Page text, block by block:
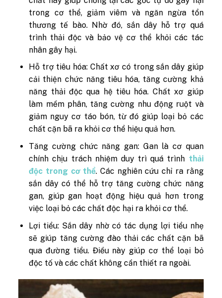
trong cơ thể, giảm viêm và ngăn ngừa tổn
thương tế bào. Nhờ đó, sắn dây hỗ trợ quá
trình thải độc và bảo vệ cơ thể khỏi các tác
nhân gây hại.
Hỗ trợ tiêu hóa: Chất xơ có trong sắn dây giúp
cải thiện chức năng tiêu hóa, tăng cường khả
năng thải độc qua hệ tiêu hóa. Chất xơ giúp
làm mềm phân, tăng cường nhu động ruột và
giảm nguy cơ táo bón, từ đó giúp loại bỏ các
chất cặn bã ra khỏi cơ thể hiệu quả hơn.
Tăng cường chức năng gan: Gan là cơ quan
chính chịu trách nhiệm duy trì quá trình thải
độc trong cơ thể. Các nghiên cứu chỉ ra rằng
sắn dây có thể hỗ trợ tăng cường chức năng
gan, giúp gan hoạt động hiệu quả hơn trong
việc loại bỏ các chất độc hại ra khỏi cơ thể.
Lợi tiểu: Sắn dây nhờ có tác dụng lợi tiểu nhẹ
sẽ giúp tăng cường đào thải các chất cặn bã
qua đường tiểu. Điều này giúp cơ thể loại bỏ
độc tố và các chất không cần thiết ra ngoài.